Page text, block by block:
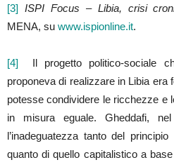
[3] ISPI Focus – Libia, crisi
MENA, su www.ispionline.it.
[4] Il progetto politico-sociale
proponeva di realizzare in Libia era
potesse condividere le ricchezze e
in misura eguale. Gheddafi,
l’inadeguatezza tanto del
quanto di quello capitalistico a